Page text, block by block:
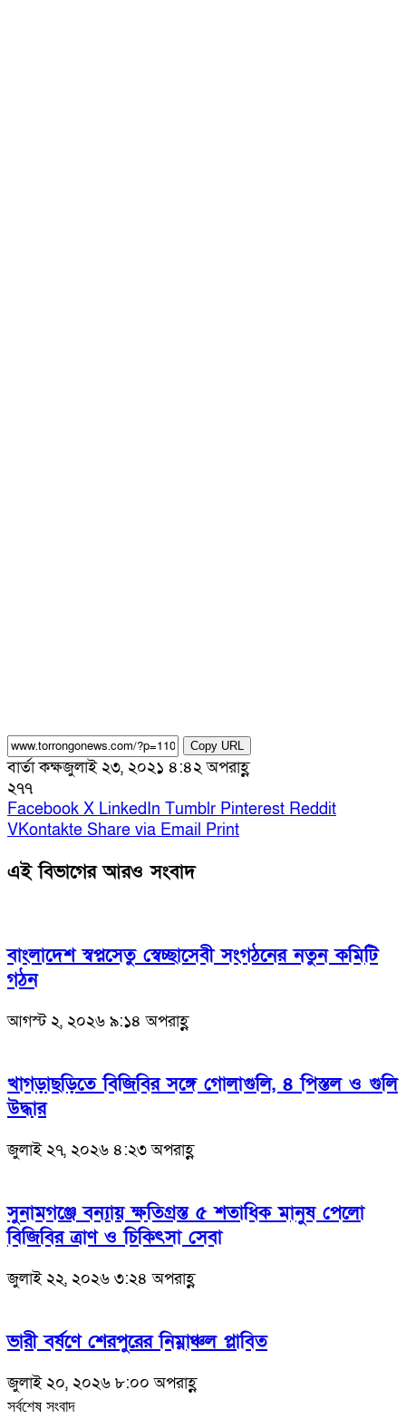
Copy URL
বার্তা কক্ষজুলাই ২৩, ২০২১ ৪:৪২ অপরাহ্ণ
২৭৭
Facebook X LinkedIn Tumblr Pinterest Reddit
VKontakte Share via Email Print
এই বিভাগের আরও সংবাদ
বাংলাদেশ স্বপ্নসেতু স্বেচ্ছাসেবী সংগঠনের নতুন কমিটি
গঠন
আগস্ট ২, ২০২৬ ৯:১৪ অপরাহ্ণ
খাগড়াছড়িতে বিজিবির সঙ্গে গোলাগুলি, ৪ পিস্তল ও গুলি
উদ্ধার
জুলাই ২৭, ২০২৬ ৪:২৩ অপরাহ্ণ
সুনামগঞ্জে বন্যায় ক্ষতিগ্রস্ত ৫ শতাধিক মানুষ পেলো
বিজিবির ত্রাণ ও চিকিৎসা সেবা
জুলাই ২২, ২০২৬ ৩:২৪ অপরাহ্ণ
ভারী বর্ষণে শেরপুরের নিম্নাঞ্চল প্লাবিত
জুলাই ২০, ২০২৬ ৮:০০ অপরাহ্ণ
সর্বশেষ সংবাদ